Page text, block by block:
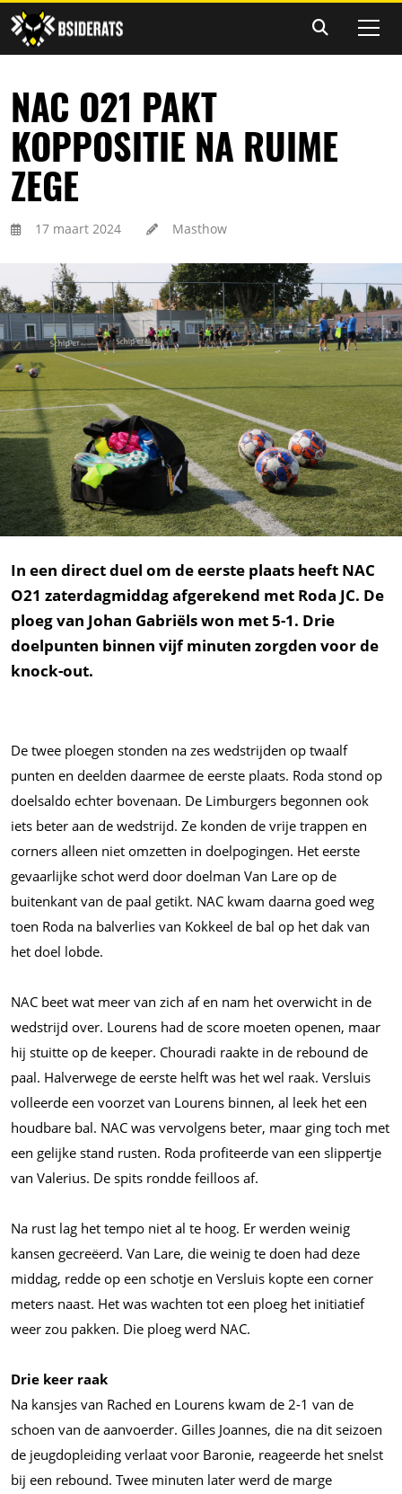
NAC O21 PAKT
KOPPOSITIE NA RUIME
ZEGE
17 maart 2024 Masthow
In een direct duel om de eerste plaats heeft NAC
O21 zaterdagmiddag afgerekend met Roda JC. De
ploeg van Johan Gabriëls won met 5-1. Drie
doelpunten binnen vijf minuten zorgden voor de
knock-out.
De twee ploegen stonden na zes wedstrijden op twaalf
punten en deelden daarmee de eerste plaats. Roda stond op
doelsaldo echter bovenaan. De Limburgers begonnen ook
iets beter aan de wedstrijd. Ze konden de vrije trappen en
corners alleen niet omzetten in doelpogingen. Het eerste
gevaarlijke schot werd door doelman Van Lare op de
buitenkant van de paal getikt. NAC kwam daarna goed weg
toen Roda na balverlies van Kokkeel de bal op het dak van
het doel lobde.
NAC beet wat meer van zich af en nam het overwicht in de
wedstrijd over. Lourens had de score moeten openen, maar
hij stuitte op de keeper. Chouradi raakte in de rebound de
paal. Halverwege de eerste helft was het wel raak. Versluis
volleerde een voorzet van Lourens binnen, al leek het een
houdbare bal. NAC was vervolgens beter, maar ging toch met
een gelijke stand rusten. Roda profiteerde van een slippertje
van Valerius. De spits rondde feilloos af.
Na rust lag het tempo niet al te hoog. Er werden weinig
kansen gecreëerd. Van Lare, die weinig te doen had deze
middag, redde op een schotje en Versluis kopte een corner
meters naast. Het was wachten tot een ploeg het initiatief
weer zou pakken. Die ploeg werd NAC.
Drie keer raak
Na kansjes van Rached en Lourens kwam de 2-1 van de
schoen van de aanvoerder. Gilles Joannes, die na dit seizoen
de jeugdopleiding verlaat voor Baronie, reageerde het snelst
bij een rebound. Twee minuten later werd de marge